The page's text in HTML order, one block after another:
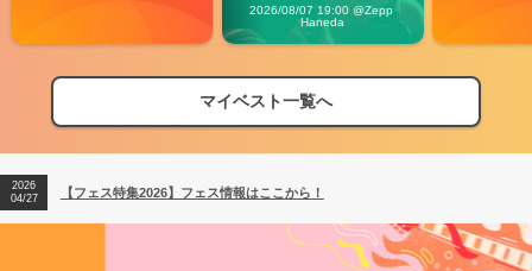
Carnival」
2026/08/07 19:00 @Zepp
Haneda
マイベスト一覧へ
【フェス特集2026】フェス情報はここから！
【ライブ動員ランキング】2026年上半期編発表！
2026
04/27
【フェス特集2026】フェス情報はここから！
2026
【ライブ動員ランキング】2026年上半期編発表！